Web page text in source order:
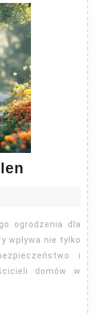
wpływa nie tylko
i
domów w